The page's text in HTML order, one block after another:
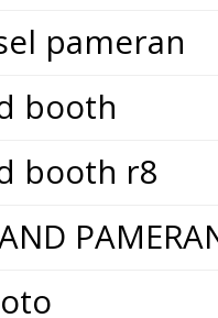
pameran
booth
booth r8